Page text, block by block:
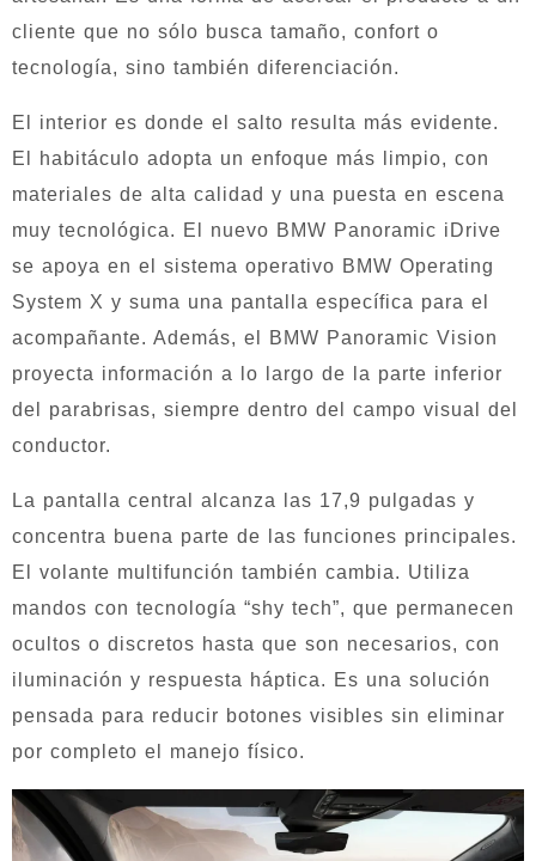
cliente que no sólo busca tamaño, confort o
tecnología, sino también diferenciación.
El interior es donde el salto resulta más evidente.
El habitáculo adopta un enfoque más limpio, con
materiales de alta calidad y una puesta en escena
muy tecnológica. El nuevo BMW Panoramic iDrive
se apoya en el sistema operativo BMW Operating
System X y suma una pantalla específica para el
acompañante. Además, el BMW Panoramic Vision
proyecta información a lo largo de la parte inferior
del parabrisas, siempre dentro del campo visual del
conductor.
La pantalla central alcanza las 17,9 pulgadas y
concentra buena parte de las funciones principales.
El volante multifunción también cambia. Utiliza
mandos con tecnología “shy tech”, que permanecen
ocultos o discretos hasta que son necesarios, con
iluminación y respuesta háptica. Es una solución
pensada para reducir botones visibles sin eliminar
por completo el manejo físico.